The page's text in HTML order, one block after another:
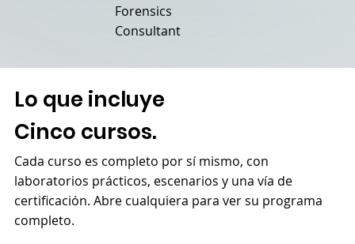
Forensics
Consultant
Lo que incluye
Cada curso es completo por sí mismo, con
laboratorios prácticos, escenarios y una vía de
certificación. Abre cualquiera para ver su programa
completo.
Cinco cursos.